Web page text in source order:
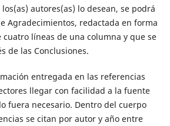
los(as) autores(as) lo desean, se podrá
Agradecimientos, redactada en forma
cuatro líneas de una columna y que se
de las Conclusiones.
entregada en las referencias
llegar con facilidad a la fuente
fuera necesario. Dentro del cuerpo
se citan por autor y año entre